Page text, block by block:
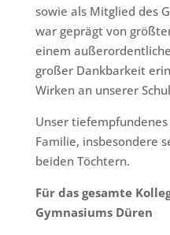
sowie als Mitglied des
war geprägt von
einem
großer Dankbarkeit
Wirken an unserer
Unser
Familie, insbesondere
beiden Töchtern.
Für das gesamte
Gymnasiums Düren